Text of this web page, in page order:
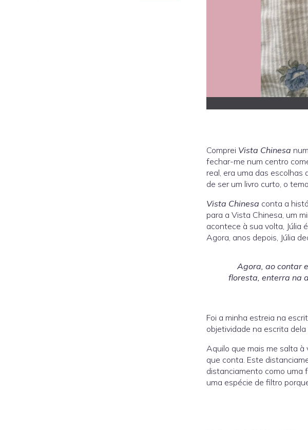
Comprei Vista Chinesa
fechar-me num centro
real, era uma das escolhas
de ser um livro curto, o
Vista Chinesa conta a
para a Vista Chinesa, um
acontece à sua volta, Júlia
Agora, anos depois, Júlia
Agora, ao contar
floresta, enterra na
Foi a minha estreia na
objetividade na escrita
Aquilo que mais me salta
que conta. Este
distanciamento como uma
uma espécie de filtro